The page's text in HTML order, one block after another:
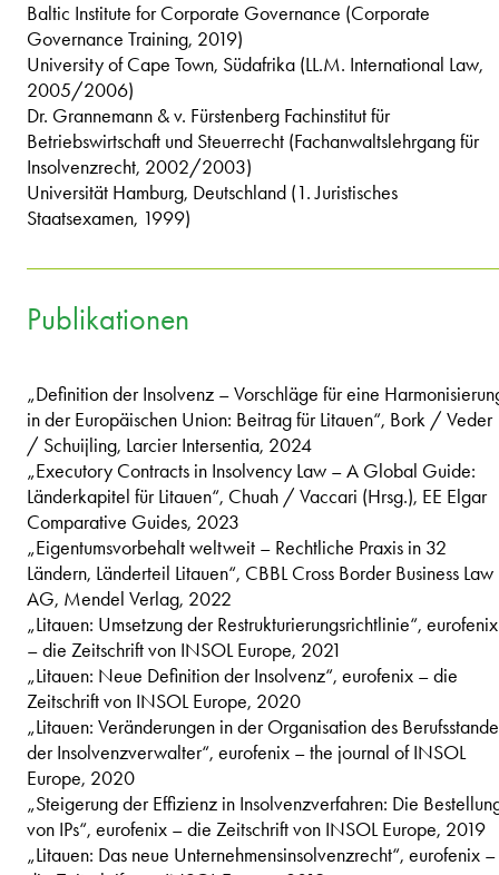
Baltic Institute for Corporate Governance (Corporate
Governance Training, 2019)
University of Cape Town, Südafrika (LL.M. International Law,
2005/2006)
Dr. Grannemann & v. Fürstenberg Fachinstitut für
Betriebswirtschaft und Steuerrecht (Fachanwaltslehrgang für
Insolvenzrecht, 2002/2003)
Universität Hamburg, Deutschland (1. Juristisches
Staatsexamen, 1999)
Publikationen
„Definition der Insolvenz – Vorschläge für eine
in der Europäischen Union: Beitrag für Litauen“, Bork / Veder
/ Schuijling, Larcier Intersentia, 2024
„Executory Contracts in Insolvency Law – A Global Guide:
Länderkapitel für Litauen“, Chuah / Vaccari (Hrsg.), EE Elgar
Comparative Guides, 2023
„Eigentumsvorbehalt weltweit – Rechtliche Praxis in 32
Ländern, Länderteil Litauen“, CBBL Cross Border Business Law
AG, Mendel Verlag, 2022
„Litauen: Umsetzung der Restrukturierungsrichtlinie“, eurofenix
– die Zeitschrift von INSOL Europe, 2021
„Litauen: Neue Definition der Insolvenz“, eurofenix – die
Zeitschrift von INSOL Europe, 2020
„Litauen: Veränderungen in der Organisation des
der Insolvenzverwalter“, eurofenix – the journal of INSOL
Europe, 2020
„Steigerung der Effizienz in Insolvenzverfahren: Die
von IPs“, eurofenix – die Zeitschrift von INSOL Europe, 2019
„Litauen: Das neue Unternehmensinsolvenzrecht“, eurofenix –